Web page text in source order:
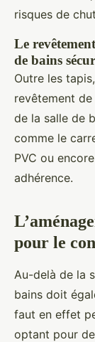
risques de
Le
de bains
Outre les
revêtement
de la salle de
comme le
PVC ou
adhérence.
pour le
Au-delà de la
bains doit
faut en effet
optant pour